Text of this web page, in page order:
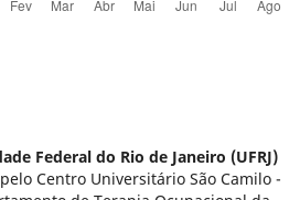
Federal do Rio de Janeiro (UFRJ)
Centro Universitário São Camilo -